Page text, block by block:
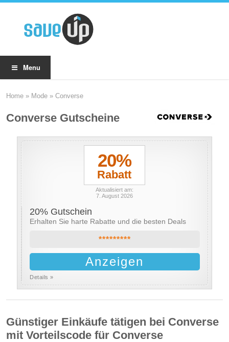
Menu
Home » Mode »Converse
Converse Gutscheine
20%
Rabatt
Aktualisiert am:
7. August 2026
20% Gutschein
Erhalten Sie harte Rabatte und die besten Deals
*********
Anzeigen
Details »
Günstiger Einkäufe tätigen bei Converse
mit Vorteilscode für Converse